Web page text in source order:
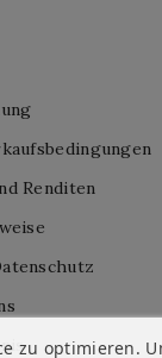
Renditen
zu optimieren.